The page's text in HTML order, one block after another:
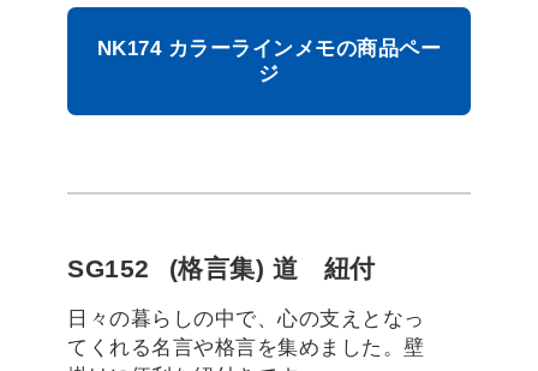
NK174 カラーラインメモの商品ペー
ジ
SG152 (格言集) 道 紐付
日々の暮らしの中で、心の支えとなっ
てくれる名言や格言を集めました。壁